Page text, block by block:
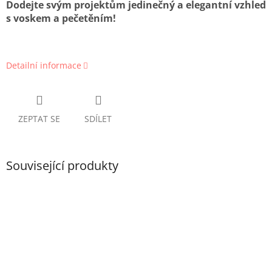
Dodejte svým projektům jedinečný a elegantní vzhled
s voskem a pečetěním!
Detailní informace
ZEPTAT SE SDÍLET
Související produkty